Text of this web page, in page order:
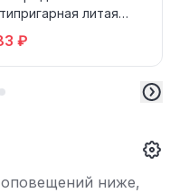
литая
₽
ниже,